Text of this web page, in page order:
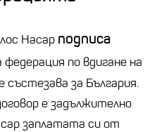
Насар подписа
федерация по вдигане на
за България.
е задължително
заплатата си от